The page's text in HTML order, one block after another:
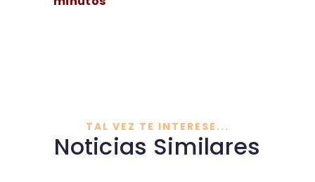
TAL VEZ TE INTERESE...
Noticias Similares